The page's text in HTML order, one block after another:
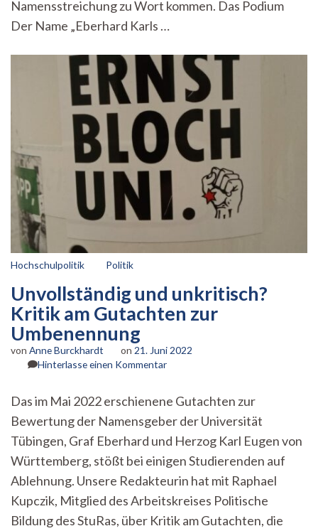
Namensstreichung zu Wort kommen. Das Podium
Der Name „Eberhard Karls …
Hochschulpolitik Politik
Unvollständig und unkritisch?
Kritik am Gutachten zur
Umbenennung
von Anne Burckhardt on 21. Juni 2022
Hinterlasse einen Kommentarzu
unkritisch?
Kritik
am
Gutachten
zur
Umbenennung
Das im Mai 2022 erschienene Gutachten zur
Bewertung der Namensgeber der Universität
Tübingen, Graf Eberhard und Herzog Karl Eugen von
Württemberg, stößt bei einigen Studierenden auf
Ablehnung. Unsere Redakteurin hat mit Raphael
Kupczik, Mitglied des Arbeitskreises Politische
Bildung des StuRas, über Kritik am Gutachten, die